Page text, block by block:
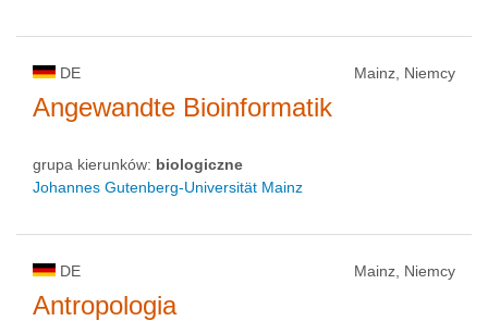
DE Mainz, Niemcy
Angewandte Bioinformatik
grupa kierunków: biologiczne
Johannes Gutenberg-Universität Mainz
DE Mainz, Niemcy
Antropologia